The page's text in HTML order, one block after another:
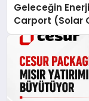
Geleceğin
Carport (Solar